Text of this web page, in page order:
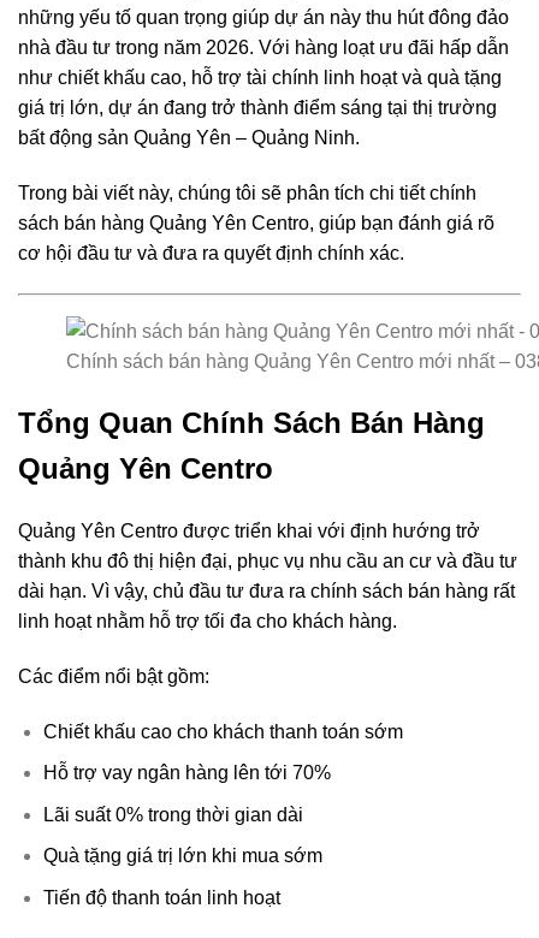
những yếu tố quan trọng giúp dự án này thu hút đông đảo
nhà đầu tư trong năm 2026. Với hàng loạt ưu đãi hấp dẫn
như chiết khấu cao, hỗ trợ tài chính linh hoạt và quà tặng
giá trị lớn, dự án đang trở thành điểm sáng tại thị trường
bất động sản Quảng Yên – Quảng Ninh.
Trong bài viết này, chúng tôi sẽ phân tích chi tiết chính
sách bán hàng Quảng Yên Centro, giúp bạn đánh giá rõ
cơ hội đầu tư và đưa ra quyết định chính xác.
Chính sách bán hàng Quảng Yên Centro mới nhất –
Tổng Quan Chính Sách Bán Hàng
Quảng Yên Centro
Quảng Yên Centro được triển khai với định hướng trở
thành khu đô thị hiện đại, phục vụ nhu cầu an cư và đầu tư
dài hạn. Vì vậy, chủ đầu tư đưa ra chính sách bán hàng rất
linh hoạt nhằm hỗ trợ tối đa cho khách hàng.
Các điểm nổi bật gồm:
Chiết khấu cao cho khách thanh toán sớm
Hỗ trợ vay ngân hàng lên tới 70%
Lãi suất 0% trong thời gian dài
Quà tặng giá trị lớn khi mua sớm
Tiến độ thanh toán linh hoạt